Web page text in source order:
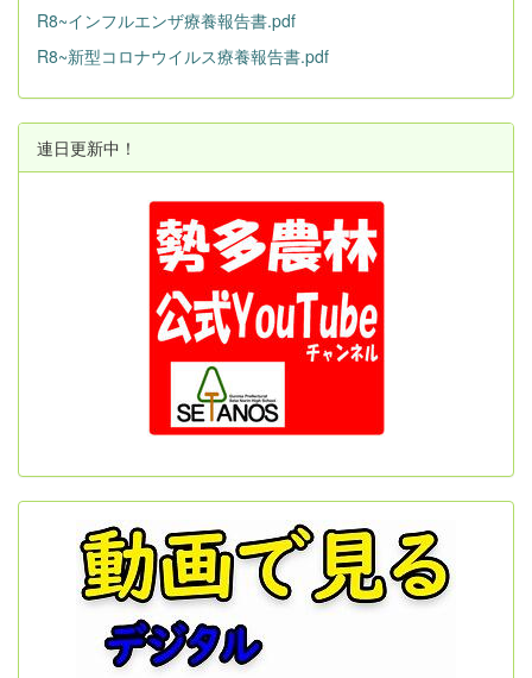
R8~インフルエンザ療養報告書.pdf
R8~新型コロナウイルス療養報告書.pdf
連日更新中！